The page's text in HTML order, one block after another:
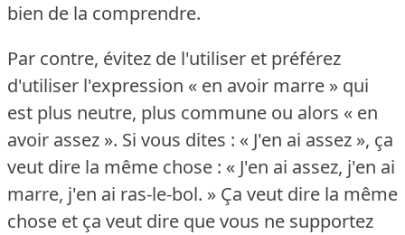
bien de la comprendre.
Par contre, évitez de l'utiliser et préférez
d'utiliser l'expression « en avoir marre » qui
est plus neutre, plus commune ou alors « en
avoir assez ». Si vous dites : « J'en ai assez », ça
veut dire la même chose : « J'en ai assez, j'en ai
marre, j'en ai ras-le-bol. » Ça veut dire la même
chose et ça veut dire que vous ne supportez